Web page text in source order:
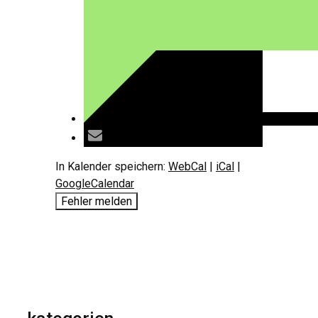
In Kalender speichern: WebCal | iCal |
GoogleCalendar
Fehler melden